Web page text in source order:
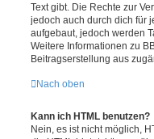
Text gibt. Die Rechte zur
jedoch auch durch dich für
aufgebaut, jedoch werden
Weitere Informationen zu
Beitragserstellung aus
Nach oben
Kann ich HTML benutzen?
Nein, es ist nicht möglich,